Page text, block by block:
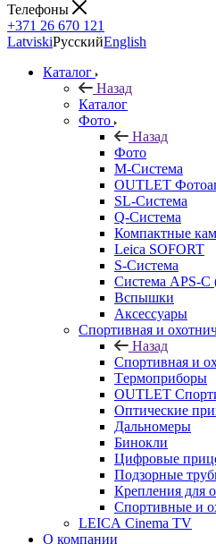
Телефоны
+371 26 670 121
LatviskiРусскийEnglish
Каталог
Назад
Каталог
Фото
Назад
Фото
M-Система
OUTLET
SL-Система
Q-Cистема
Компактные
Leica SOFORT
S-Система
Система APS-
Вспышки
Аксессуары
Спортивная и
Назад
Спортивная и
Tермоприборы
OUTLET
Оптические
Дальномеры
Бинокли
Цифровые
Подзорные
Крепления для
Спортивные и
LEICA Cinema TV
О компании